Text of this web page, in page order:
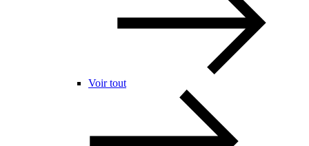
Voir tout